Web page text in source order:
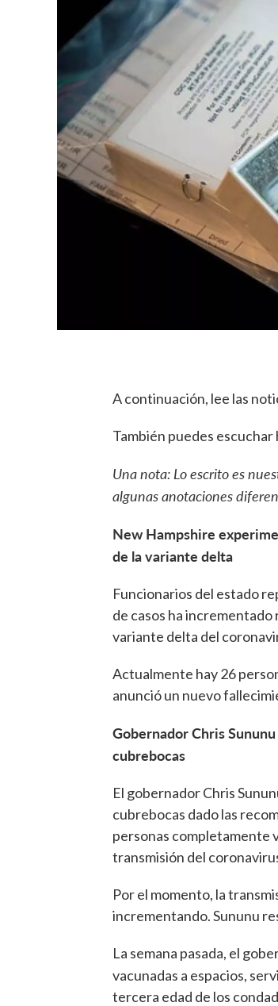
A continuación, lee las
También puedes
Una nota: Lo escrito es
algunas anotaciones
New Hampshire
de la variante delta
Funcionarios del estado
de casos ha
variante delta del
Actualmente hay 26
anunció un nuevo
Gobernador Chris
cubrebocas
El gobernador Chris
cubrebocas dado las
personas completamente
transmisión del
Por el momento, la
incrementando. Sununu
La semana pasada, el
vacunadas a espacios,
tercera edad de los